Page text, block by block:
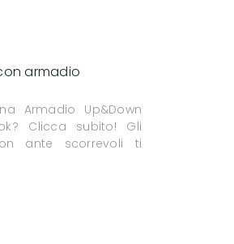
armadio
Armadio Up&Down
Clicca subito! Gli
ante scorrevoli ti